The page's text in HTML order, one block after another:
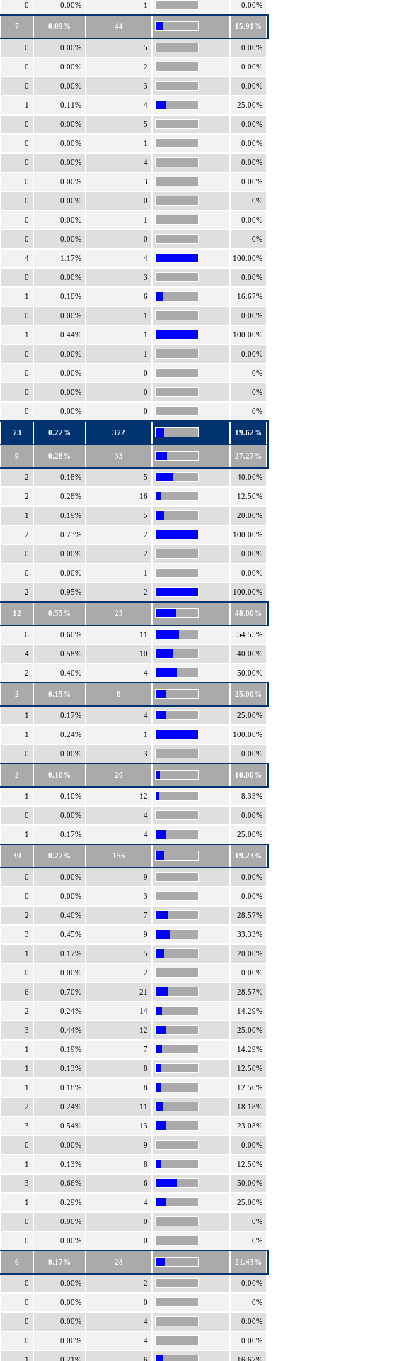
0 0.00% 1 0.00%
7 0.09% 44 15.91%
0 0.00% 5 0.00%
0 0.00% 2 0.00%
0 0.00% 3 0.00%
1 0.11% 4 25.00%
0 0.00% 5 0.00%
0 0.00% 1 0.00%
0 0.00% 4 0.00%
0 0.00% 3 0.00%
0 0.00% 0 0%
0 0.00% 1 0.00%
0 0.00% 0 0%
4 1.17% 4 100.00%
0 0.00% 3 0.00%
1 0.10% 6 16.67%
0 0.00% 1 0.00%
1 0.44% 1 100.00%
0 0.00% 1 0.00%
0 0.00% 0 0%
0 0.00% 0 0%
0 0.00% 0 0%
73 0.22% 372 19.62%
9 0.28% 33 27.27%
2 0.18% 5 40.00%
2 0.28% 16 12.50%
1 0.19% 5 20.00%
2 0.73% 2 100.00%
0 0.00% 2 0.00%
0 0.00% 1 0.00%
2 0.95% 2 100.00%
12 0.55% 25 48.00%
6 0.60% 11 54.55%
4 0.58% 10 40.00%
2 0.40% 4 50.00%
2 0.15% 8 25.00%
1 0.17% 4 25.00%
1 0.24% 1 100.00%
0 0.00% 3 0.00%
2 0.10% 20 10.00%
1 0.10% 12 8.33%
0 0.00% 4 0.00%
1 0.17% 4 25.00%
30 0.27% 156 19.23%
0 0.00% 9 0.00%
0 0.00% 3 0.00%
2 0.40% 7 28.57%
3 0.45% 9 33.33%
1 0.17% 5 20.00%
0 0.00% 2 0.00%
6 0.70% 21 28.57%
2 0.24% 14 14.29%
3 0.44% 12 25.00%
1 0.19% 7 14.29%
1 0.13% 8 12.50%
1 0.18% 8 12.50%
2 0.24% 11 18.18%
3 0.54% 13 23.08%
0 0.00% 9 0.00%
1 0.13% 8 12.50%
3 0.66% 6 50.00%
1 0.29% 4 25.00%
0 0.00% 0 0%
0 0.00% 0 0%
6 0.17% 28 21.43%
0 0.00% 2 0.00%
0 0.00% 0 0%
0 0.00% 4 0.00%
0 0.00% 4 0.00%